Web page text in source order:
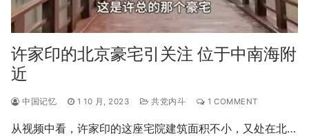
许家印的北京豪宅引关注 位于中南海附
近
中国记忆 1 10 月, 2023 共党内斗 1 COMMENT
从视频中看，许家印的这座宅院建筑面积不小，又处在北…